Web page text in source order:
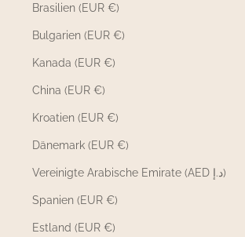
Brasilien (EUR €)
Bulgarien (EUR €)
Kanada (EUR €)
China (EUR €)
Kroatien (EUR €)
Dänemark (EUR €)
Vereinigte Arabische Emirate (AED د.إ)
Spanien (EUR €)
Estland (EUR €)